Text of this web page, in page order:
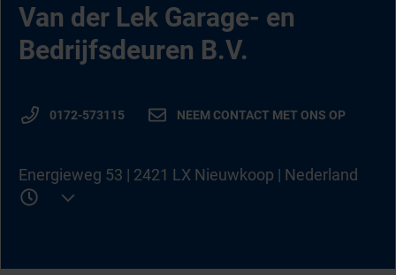
Van der Lek Garage- en
Bedrijfsdeuren B.V.
0172-573115 NEEM CONTACT MET ONS OP
Energieweg 53 | 2421 LX Nieuwkoop | Nederland